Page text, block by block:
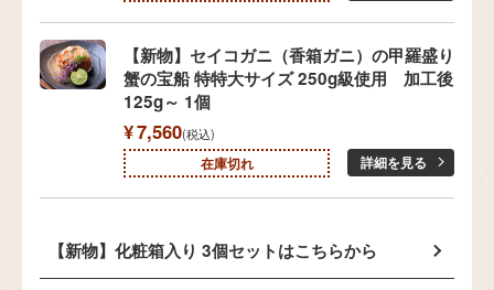
【新物】セイコガニ（香箱ガニ）の甲羅盛り
蟹の宝船 特特大サイズ 250g級使用 加工後
125g～ 1個
¥7,560 税込
在庫切れ 詳細を見る
【新物】化粧箱入り 3個セットはこちらから